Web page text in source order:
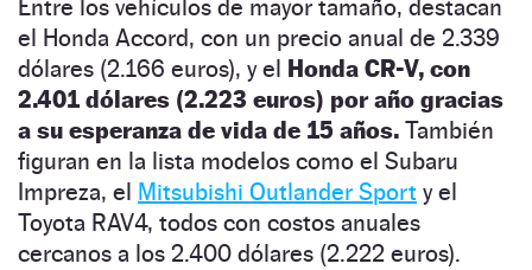
Entre los vehículos de mayor tamaño, destacan
el Honda Accord, con un precio anual de 2.339
dólares (2.166 euros), y el
Honda CR-V, con
2.401 dólares (2.223 euros) por año gracias
a su esperanza de vida de 15 años. También
figuran en la lista modelos como el Subaru
Impreza, el Mitsubishi Outlander Sport y el
Toyota RAV4, todos con costos anuales
cercanos a los 2.400 dólares (2.222 euros).